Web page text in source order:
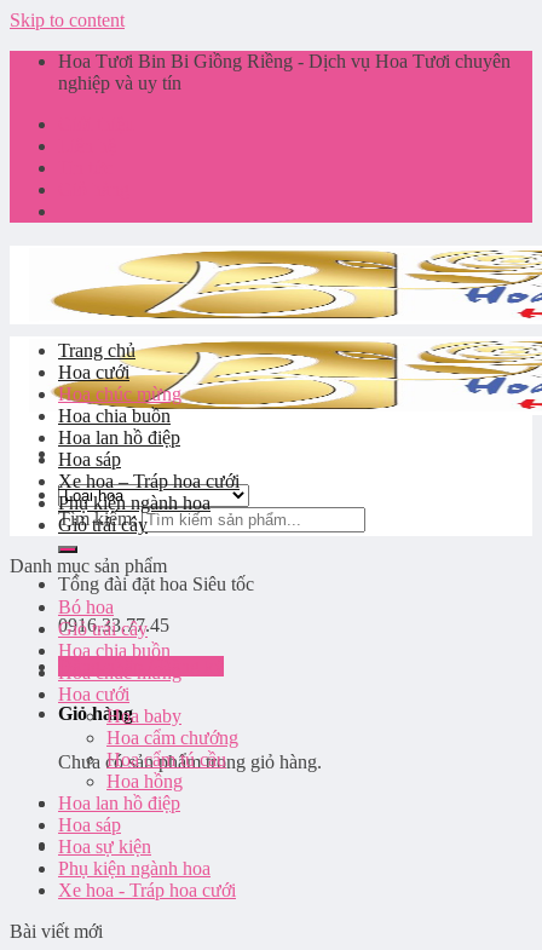
Skip to content
Hoa Tươi Bin Bi Giồng Riềng - Dịch vụ Hoa Tươi chuyên
nghiệp và uy tín
Tìm kiếm:
Tổng đài đặt hoa Siêu tốc
0916.33.77.45
Giỏ hàng
Chưa có sản phẩm trong giỏ hàng.
Trang chủ
Hoa cưới
Hoa chúc mừng
Hoa chia buồn
Hoa lan hồ điệp
Hoa sáp
Xe hoa – Tráp hoa cưới
Phụ kiện ngành hoa
Giỏ trái cây
Danh mục sản phẩm
Bó hoa
Giỏ trái cây
Hoa chia buồn
Hoa chúc mừng
Hoa cưới
Hoa baby
Hoa cẩm chướng
Hoa cẩm tú cầu
Hoa hồng
Hoa lan hồ điệp
Hoa sáp
Hoa sự kiện
Phụ kiện ngành hoa
Xe hoa - Tráp hoa cưới
Bài viết mới